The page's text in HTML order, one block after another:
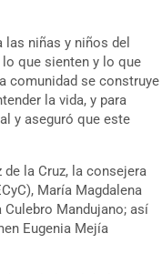
niñas y niños del
que sienten y lo que
comunidad se construye
la vida, y para
y aseguró que este
la Cruz, la consejera
María Magdalena
Mandujano; así
Eugenia Mejía